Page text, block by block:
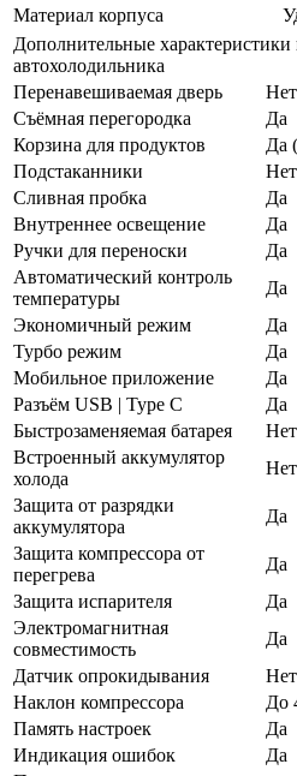
Материал корпуса
Дополнительные
автохолодильника
Перенавешиваемая дверь
Нет
Съёмная перегородка
Да
Корзина для продуктов
Да
Подстаканники
Нет
Сливная пробка
Да
Внутреннее освещение
Да
Ручки для переноски
Да
Автоматический контроль
температуры
Да
Экономичный режим
Да
Турбо режим
Да
Мобильное приложение
Да
Разъём USB | Type C
Да
Быстрозаменяемая батарея
Нет
Встроенный аккумулятор
холода
Нет
Защита от разрядки
аккумулятора
Да
Защита компрессора от
перегрева
Да
Защита испарителя
Да
Электромагнитная
совместимость
Да
Датчик опрокидывания
Нет
Наклон компрессора
До
Память настроек
Да
Индикация ошибок
Да